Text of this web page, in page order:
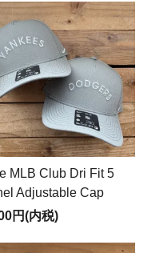
MLB Club Dri Fit 5
Adjustable Cap
円(内税)